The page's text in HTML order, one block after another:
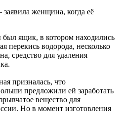
женщина, когда её
ящик, в котором находились
перекись водорода, несколько
средство для удаления
призналась, что
предложили ей заработать
вещество для
Но в момент изготовления